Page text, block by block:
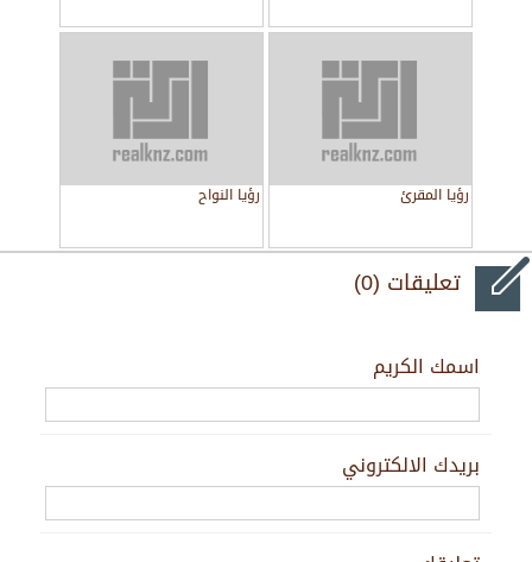
رؤيا المقرئ رؤيا النواح
تعليقات (0)
اسمك الكريم
بريدك الالكتروني